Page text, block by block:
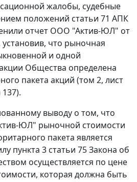
жалобы, судебные
положений статьи 71 АПК
отчет ООО "Актив-ЮЛ" от
установив, что рыночная
и одной
Общества определена
пакета акций (том 2, лист
выводу о том, что
ЮЛ" рыночной стоимости
пакета является
пункта 3 статьи 75 Закона об
осуществляется по цене
которая должна быть